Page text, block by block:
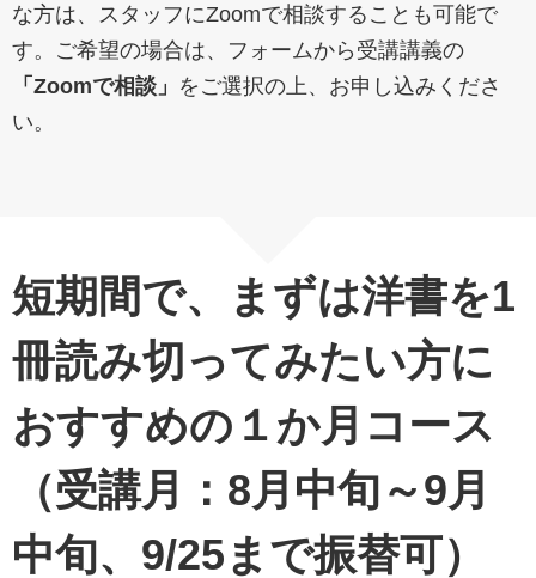
な方は、スタッフにZoomで相談することも可能で
す。ご希望の場合は、フォームから受講講義の
「Zoomで相談」 をご選択の上、お申し込みくださ
い。
短期間で、まずは洋書を1
冊読み切ってみたい方に
おすすめの１か月コース
（受講月：8月中旬～9月
中旬、9/25まで振替可）